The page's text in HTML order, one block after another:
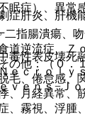
眠症）、異常
指腸潰瘍、
道逆流症、Ｚ
の他：（０．
毛、倦怠感、
、月経異常、
、霧視、浮腫
肝炎、肝機
毒性表皮壊死
ｅｃｒｏｌｙ
ｖｅｎｓ−Ｊ